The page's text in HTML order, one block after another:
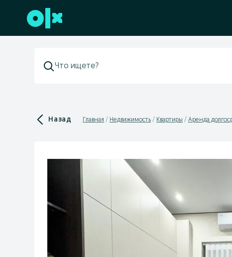
Перейти к нижнему колонтитулу
Назад Главная Недвижимость Квартиры Аренда